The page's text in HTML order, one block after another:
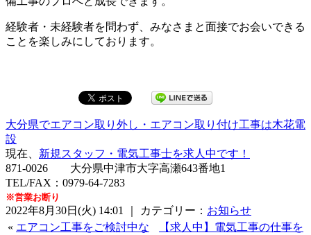
経験者・未経験者を問わず、みなさまと面接でお会いできる
ことを楽しみにしております。
大分県でエアコン取り外し・エアコン取り付け工事は木花電
設
現在、 新規スタッフ・電気工事士を求人中です！
871-0026 大分県中津市大字高瀬643番地1
TEL/FAX：0979-64-7283
※営業お断り
2022年8月30日(火) 14:01 ｜ カテゴリー： お知らせ
« エアコン工事をご検討中な
【求人中】電気工事の仕事を